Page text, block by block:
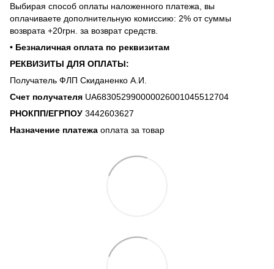
Выбирая способ оплаты наложенного платежа, вы
оплачиваете дополнительную комиссию: 2% от суммы
возврата +20грн. за возврат средств.
• Безналичная оплата по реквизитам
РЕКВИЗИТЫ ДЛЯ ОПЛАТЫ:
Получатель ФЛП Скиданенко А.И.
Счет получателя UA683052990000026001045512704
РНОКПП/ЕГРПОУ 3442603627
Назначение платежа оплата за товар